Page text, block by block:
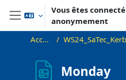
Passer au contenu principal
Panneau latéral
Vous êtes connecté
anonymement
Accueil
Monday